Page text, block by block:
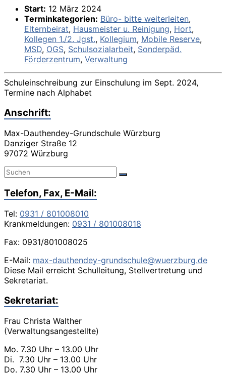
Start: 12 März 2024
Terminkategorien: Büro- bitte weiterleiten,
Elternbeirat, Hausmeister u. Reinigung, Hort,
Kollegen 1./2. Jgst., Kollegium, Mobile Reserve,
MSD, OGS, Schulsozialarbeit, Sonderpäd.
Förderzentrum, Verwaltung
Schuleinschreibung zur Einschulung im Sept. 2024,
Termine nach Alphabet
Anschrift:
Max-Dauthendey-Grundschule Würzburg
Danziger Straße 12
97072 Würzburg
Telefon, Fax, E-Mail:
Tel: 0931 / 801008010
Krankmeldungen: 0931 / 801008018
Fax: 0931/801008025
E-Mail: max-dauthendey-grundschule@wuerzburg.de
Diese Mail erreicht Schulleitung, Stellvertretung und
Sekretariat.
Sekretariat:
Frau Christa Walther
(Verwaltungsangestellte)
Mo. 7.30 Uhr – 13.00 Uhr
Di. 7.30 Uhr – 13.00 Uhr
Do. 7.30 Uhr – 13.00 Uhr